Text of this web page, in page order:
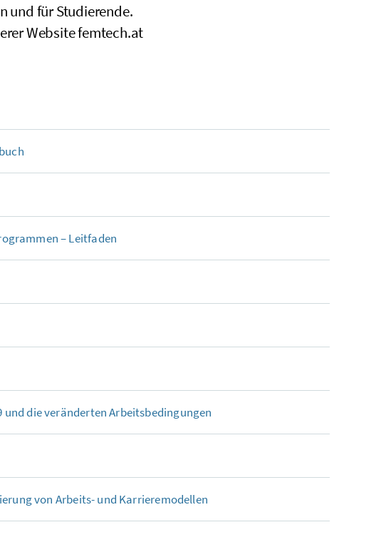
und für Studierende.
Websitefemtech.at
– Leitfaden
und die veränderten Arbeitsbedingungen
von Arbeits- und Karrieremodellen